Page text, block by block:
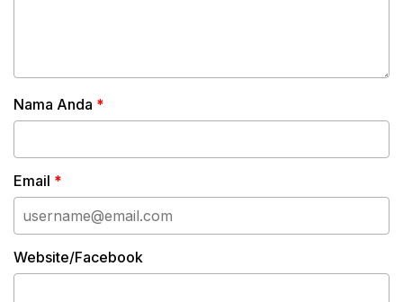
Nama Anda *
Email *
Website/Facebook